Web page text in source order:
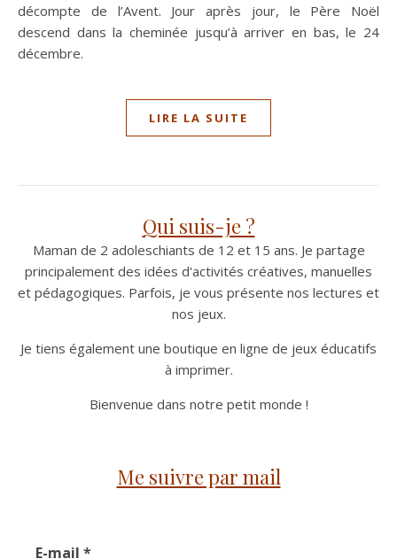
décompte de l’Avent. Jour après jour, le Père Noël
descend dans la cheminée jusqu’à arriver en bas, le 24
décembre.
LIRE LA SUITE
Qui suis-je ?
Maman de 2 adoleschiants de 12 et 15 ans. Je partage
principalement des idées d'activités créatives, manuelles
et pédagogiques. Parfois, je vous présente nos lectures et
nos jeux.
Je tiens également une boutique en ligne de jeux éducatifs
à imprimer.
Bienvenue dans notre petit monde !
Me suivre par mail
E-mail *